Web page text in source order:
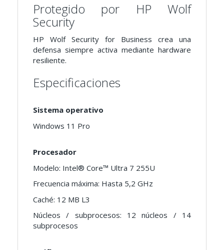
Protegido por HP Wolf
Security
HP Wolf Security for Business crea una
defensa siempre activa mediante hardware
resiliente.
Especificaciones
Sistema operativo
Windows 11 Pro
Procesador
Modelo: Intel® Core™ Ultra 7 255U
Frecuencia máxima: Hasta 5,2 GHz
Caché: 12 MB L3
Núcleos / subprocesos: 12 núcleos / 14
subprocesos